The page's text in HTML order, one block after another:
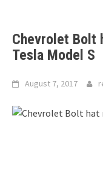
Chevrolet Bolt
Tesla Model S
August 7, 2017